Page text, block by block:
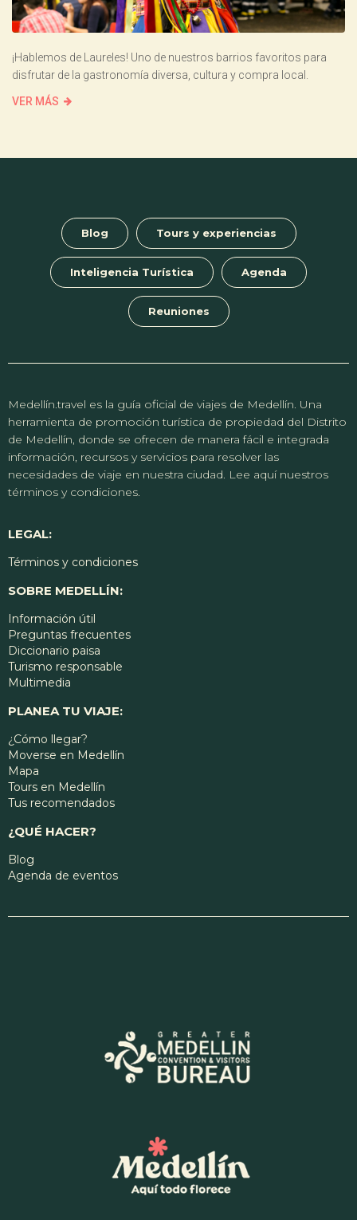
¡Hablemos de Laureles! Uno de nuestros barrios favoritos para
disfrutar de la gastronomía diversa, cultura y compra local.
VER MÁS
Blog Tours y experiencias
Inteligencia Turística Agenda
Reuniones
Medellín.travel es la guía oficial de viajes de Medellín. Una
herramienta de promoción turística de propiedad del Distrito
de Medellín, donde se ofrecen de manera fácil e integrada
información, recursos y servicios para resolver las
necesidades de viaje en nuestra ciudad. Lee aquí nuestros
términos y condiciones.
LEGAL:
Términos y condiciones
SOBRE MEDELLÍN:
Información útil
Preguntas frecuentes
Diccionario paisa
Turismo responsable
Multimedia
PLANEA TU VIAJE:
¿Cómo llegar?
Moverse en Medellín
Mapa
Tours en Medellín
Tus recomendados
¿QUÉ HACER?
Blog
Agenda de eventos